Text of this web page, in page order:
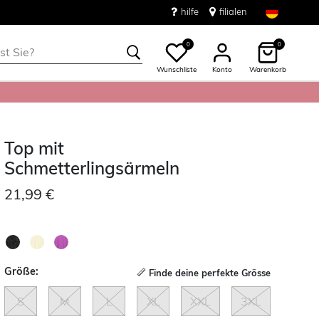
hilfe filialen
0
Wunschliste Konto
0
Warenkorb
Top mit
Schmetterlingsärmeln
21,99 €
Größe: Finde deine perfekte Grösse
S M L XL XXL 3XL